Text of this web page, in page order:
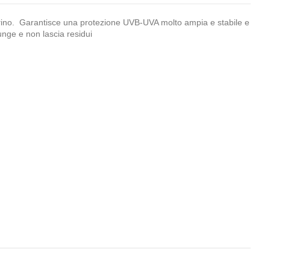
Garantisce una protezione UVB-UVA molto ampia e stabile e
e non lascia residui